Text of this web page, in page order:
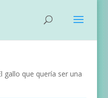
gallo que quería ser una